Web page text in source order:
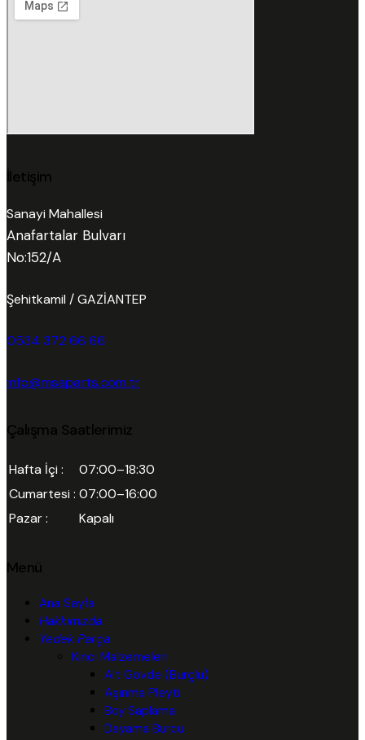
İletişim
Sanayi Mahallesi
Anafartalar Bulvarı
No:152/A
Şehitkamil / GAZİANTEP
0534 372 66 66
info@msaparts.com.tr
Çalışma Saatlerimiz
Hafta İçi :
07:00–18:30
Cumartesi : 07:00–16:00
Pazar :
Kapalı
Menü
Ana Sayfa
Hakkımızda
Yedek Parça
Kırıcı Malzemeleri
Alt Gövde (Burçlu)
Aşınma Pleyti
Boy Saplama
Dayama Burcu